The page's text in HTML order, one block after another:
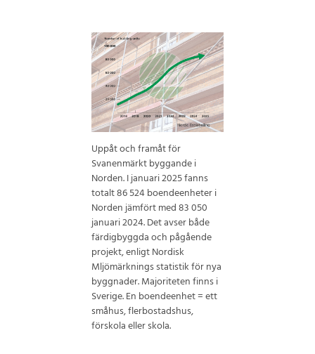
Uppåt och framåt för
Svanenmärkt byggande i
Norden. I januari 2025 fanns
totalt 86 524 boendeenheter i
Norden jämfört med 83 050
januari 2024. Det avser både
färdigbyggda och pågående
projekt, enligt Nordisk
Mljömärknings statistik för nya
byggnader. Majoriteten finns i
Sverige. En boendeenhet = ett
småhus, flerbostadshus,
förskola eller skola.